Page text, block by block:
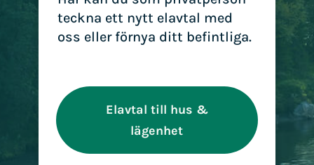
teckna ett nytt elavtal med
oss eller förnya ditt befintliga.
Elavtal till hus &
lägenhet